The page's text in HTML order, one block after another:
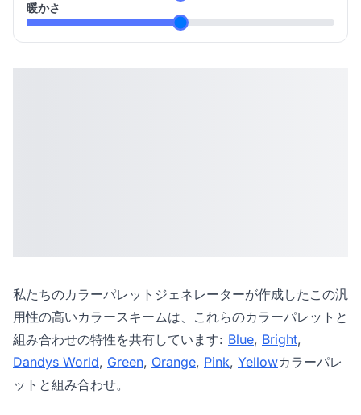
暖かさ
私たちのカラーパレットジェネレーターが作成したこの汎
用性の高いカラースキームは、これらのカラーパレットと
組み合わせの特性を共有しています: Blue, Bright,
Dandys World, Green, Orange, Pink, Yellowカラーパレ
ットと組み合わせ。